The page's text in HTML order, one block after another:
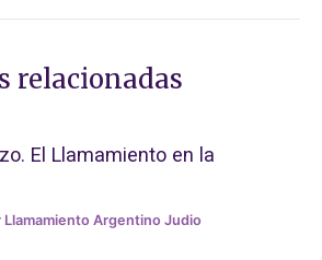
relacionadas
El Llamamiento en la
Llamamiento Argentino Judio